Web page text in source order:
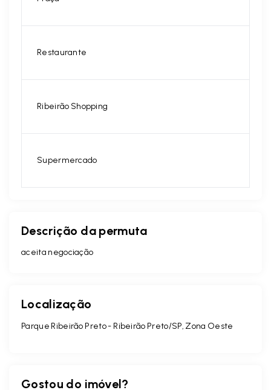
Restaurante
Ribeirão Shopping
Supermercado
Descrição da permuta
aceita negociação
Localização
Parque Ribeirão Preto - Ribeirão Preto/SP, Zona Oeste
Gostou do imóvel?